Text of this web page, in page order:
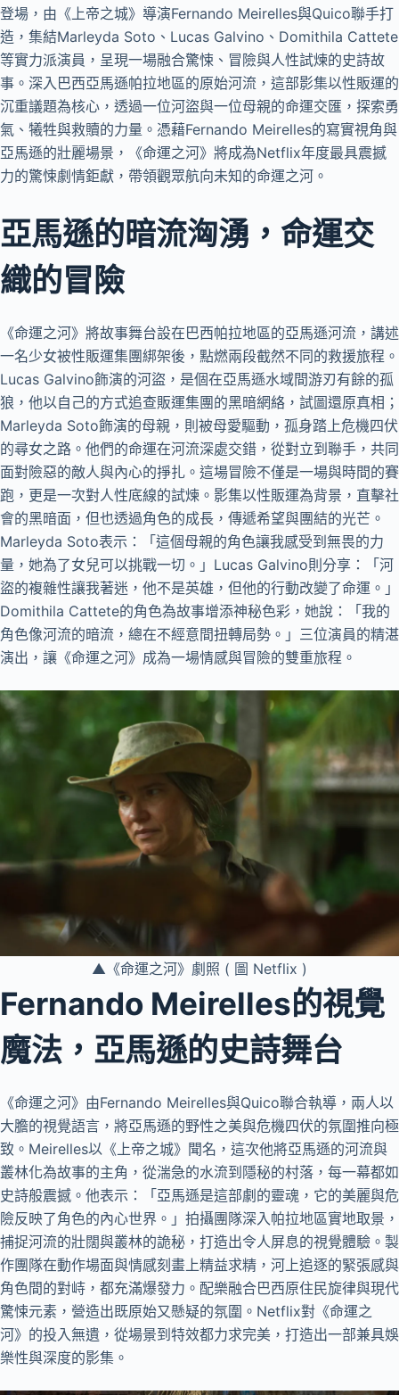
登場，由《上帝之城》導演Fernando Meirelles與Quico聯手打
造，集結Marleyda Soto、Lucas Galvino、Domithila Cattete
等實力派演員，呈現一場融合驚悚、冒險與人性試煉的史詩故
事。深入巴西亞馬遜帕拉地區的原始河流，這部影集以性販運的
沉重議題為核心，透過一位河盜與一位母親的命運交匯，探索勇
氣、犧牲與救贖的力量。憑藉Fernando Meirelles的寫實視角與
亞馬遜的壯麗場景，《命運之河》將成為Netflix年度最具震撼
力的驚悚劇情鉅獻，帶領觀眾航向未知的命運之河。
亞馬遜的暗流洶湧，命運交
織的冒險
《命運之河》將故事舞台設在巴西帕拉地區的亞馬遜河流，講述
一名少女被性販運集團綁架後，點燃兩段截然不同的救援旅程。
Lucas Galvino飾演的河盜，是個在亞馬遜水域間游刃有餘的孤
狼，他以自己的方式追查販運集團的黑暗網絡，試圖還原真相；
Marleyda Soto飾演的母親，則被母愛驅動，孤身踏上危機四伏
的尋女之路。他們的命運在河流深處交錯，從對立到聯手，共同
面對險惡的敵人與內心的掙扎。這場冒險不僅是一場與時間的賽
跑，更是一次對人性底線的試煉。影集以性販運為背景，直擊社
會的黑暗面，但也透過角色的成長，傳遞希望與團結的光芒。
Marleyda Soto表示：「這個母親的角色讓我感受到無畏的力
量，她為了女兒可以挑戰一切。」Lucas Galvino則分享：「河
盜的複雜性讓我著迷，他不是英雄，但他的行動改變了命運。」
Domithila Cattete的角色為故事增添神秘色彩，她說：「我的
角色像河流的暗流，總在不經意間扭轉局勢。」三位演員的精湛
演出，讓《命運之河》成為一場情感與冒險的雙重旅程。
▲《命運之河》劇照 ( 圖 Netflix )
Fernando Meirelles的視覺
魔法，亞馬遜的史詩舞台
《命運之河》由Fernando Meirelles與Quico聯合執導，兩人以
大膽的視覺語言，將亞馬遜的野性之美與危機四伏的氛圍推向極
致。Meirelles以《上帝之城》聞名，這次他將亞馬遜的河流與
叢林化為故事的主角，從湍急的水流到隱秘的村落，每一幕都如
史詩般震撼。他表示：「亞馬遜是這部劇的靈魂，它的美麗與危
險反映了角色的內心世界。」拍攝團隊深入帕拉地區實地取景，
捕捉河流的壯闊與叢林的詭秘，打造出令人屏息的視覺體驗。製
作團隊在動作場面與情感刻畫上精益求精，河上追逐的緊張感與
角色間的對峙，都充滿爆發力。配樂融合巴西原住民旋律與現代
驚悚元素，營造出既原始又懸疑的氛圍。Netflix對《命運之
河》的投入無遺，從場景到特效都力求完美，打造出一部兼具娛
樂性與深度的影集。